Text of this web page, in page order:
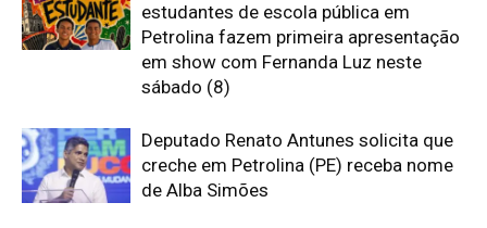
estudantes de escola pública em
Petrolina fazem primeira apresentação
em show com Fernanda Luz neste
sábado (8)
Deputado Renato Antunes solicita que
creche em Petrolina (PE) receba nome
de Alba Simões